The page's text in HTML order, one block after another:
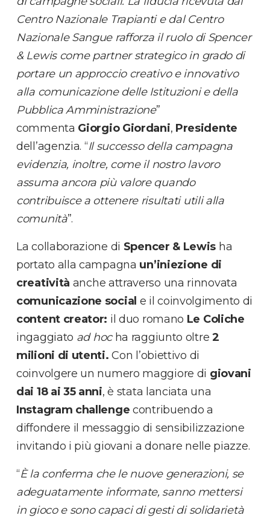
Centro Nazionale Trapianti e dal Centro
Nazionale Sangue rafforza il ruolo di Spencer
& Lewis come partner strategico in grado di
portare un approccio creativo e innovativo
alla comunicazione delle Istituzioni e della
Pubblica Amministrazione”
commenta Giorgio Giordani, Presidente
dell’agenzia. “Il successo della campagna
evidenzia, inoltre, come il nostro lavoro
assuma ancora più valore quando
contribuisce a ottenere risultati utili alla
comunità”.
La collaborazione di Spencer & Lewis ha
portato alla campagna un’iniezione di
creatività anche attraverso una rinnovata
comunicazione social e il coinvolgimento di
content creator: il duo romano Le Coliche
ingaggiato ad hocha raggiunto oltre 2
milioni di utenti. Con l’obiettivo di
coinvolgere un numero maggiore di giovani
dai 18 ai 35 anni, è stata lanciata una
Instagram challenge contribuendo a
diffondere il messaggio di sensibilizzazione
invitando i più giovani a donare nelle piazze.
“È la conferma che le nuove generazioni, se
adeguatamente informate, sanno mettersi
in gioco e sono capaci di gesti di solidarietà